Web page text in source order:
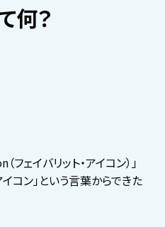
何？
ェイバリット・アイコン）」
コン」という言葉からできた